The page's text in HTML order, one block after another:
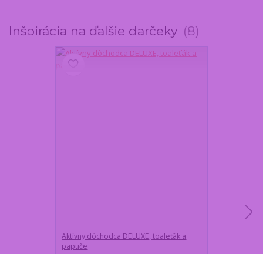
Inšpirácia na ďalšie darčeky 8
Aktívny dôchodca DELUXE, toaleťák a
papuče